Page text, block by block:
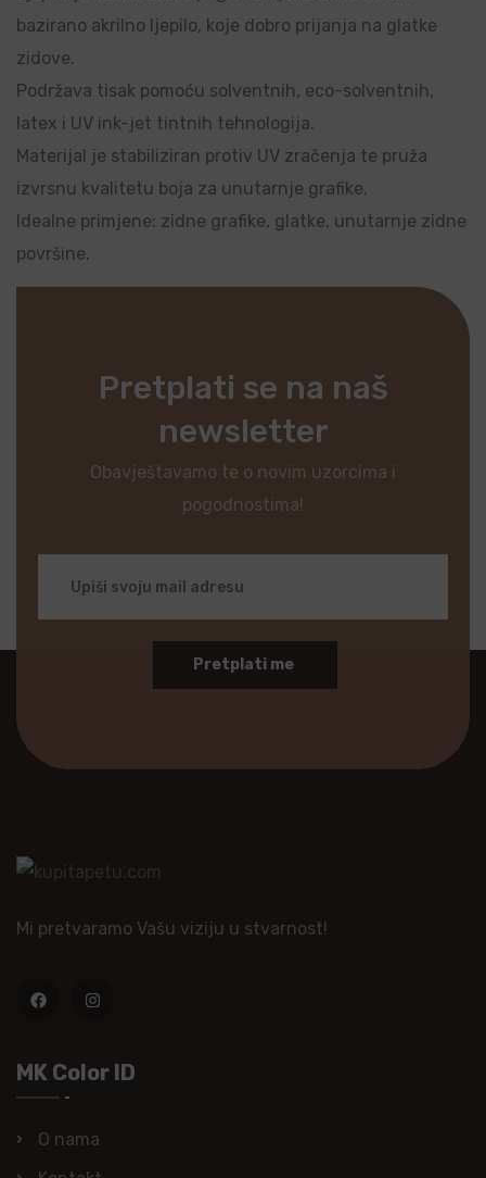
bazirano akrilno ljepilo, koje dobro prijanja na glatke
zidove.
Podržava tisak pomoću solventnih, eco-solventnih,
latex i UV ink-jet tintnih tehnologija.
Materijal je stabiliziran protiv UV zračenja te pruža
izvrsnu kvalitetu boja za unutarnje grafike.
Idealne primjene: zidne grafike, glatke, unutarnje zidne
površine.
Pretplati se na naš
newsletter
Obavještavamo te o novim uzorcima i
pogodnostima!
Pretplati me
Mi pretvaramo Vašu viziju u stvarnost!
MK Color ID
O nama